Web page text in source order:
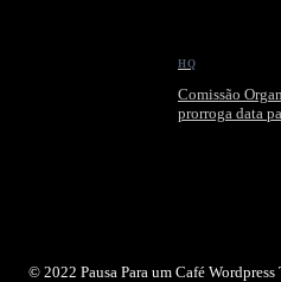
HQ
Comissão
prorroga data
© 2022 Pausa Para um Café